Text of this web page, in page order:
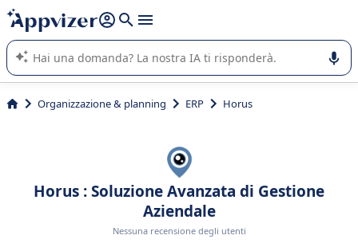
righe con
shift + enter
L'IA di Appvizer vi guida nell'utilizzo o nella scelta di un
software SaaS per la vostra azienda.
Organizzazione & planning ERP Horus
Horus : Soluzione Avanzata di Gestione
Aziendale
Nessuna recensione degli utenti